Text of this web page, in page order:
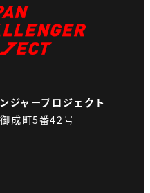
ジャープロジェクト
成町5番42号